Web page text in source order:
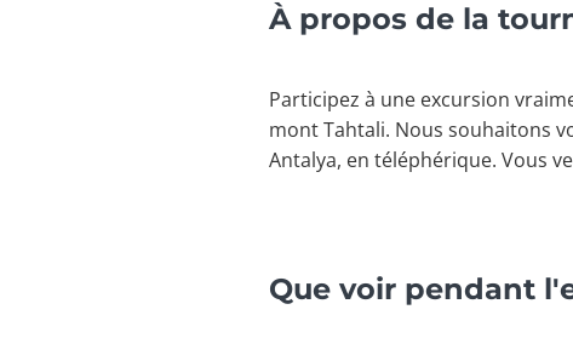
À propos de la
Participez à une excursion
mont Tahtali. Nous souhaitons
Antalya, en téléphérique. Vous
Que voir pendant